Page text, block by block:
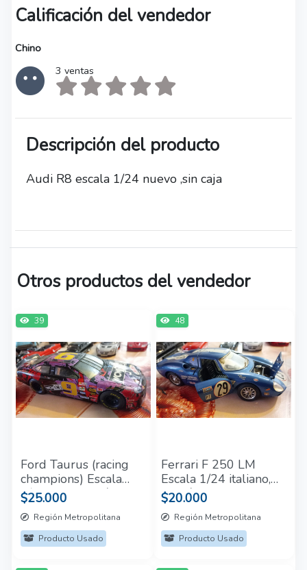
Calificación del vendedor
Chino
3 ventas
Descripción del producto
Audi R8 escala 1/24 nuevo ,sin caja
Otros productos del vendedor
39
Ford Taurus (racing
champions) Escala
1/28 competición
$25.000
Región Metropolitana
Producto Usado
48
Ferrari F 250 LM
Escala 1/24 italiano,
edición limitada
$20.000
Región Metropolitana
Producto Usado